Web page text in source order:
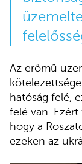
Az erőmű
hatóság felé,
felé van.
hogy a
ezeken az